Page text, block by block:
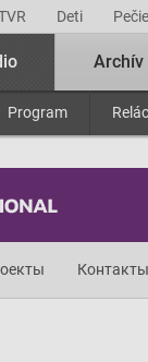
Deti
Program
Archív
Контакты